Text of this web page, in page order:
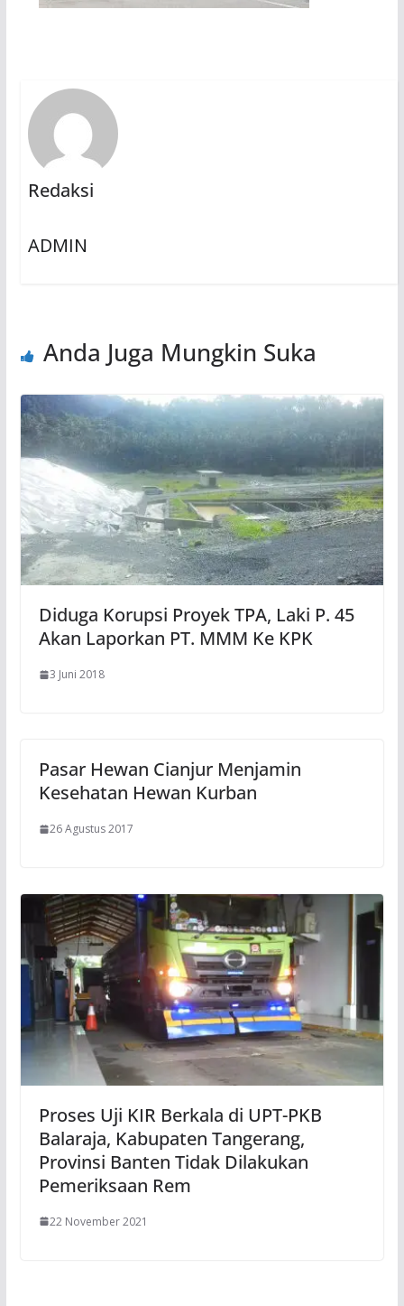
Redaksi
ADMIN
Anda Juga Mungkin Suka
Diduga Korupsi Proyek TPA, Laki P. 45
Akan Laporkan PT. MMM Ke KPK
3 Juni 2018
Pasar Hewan Cianjur Menjamin
Kesehatan Hewan Kurban
26 Agustus 2017
Proses Uji KIR Berkala di UPT-PKB
Balaraja, Kabupaten Tangerang,
Provinsi Banten Tidak Dilakukan
Pemeriksaan Rem
22 November 2021